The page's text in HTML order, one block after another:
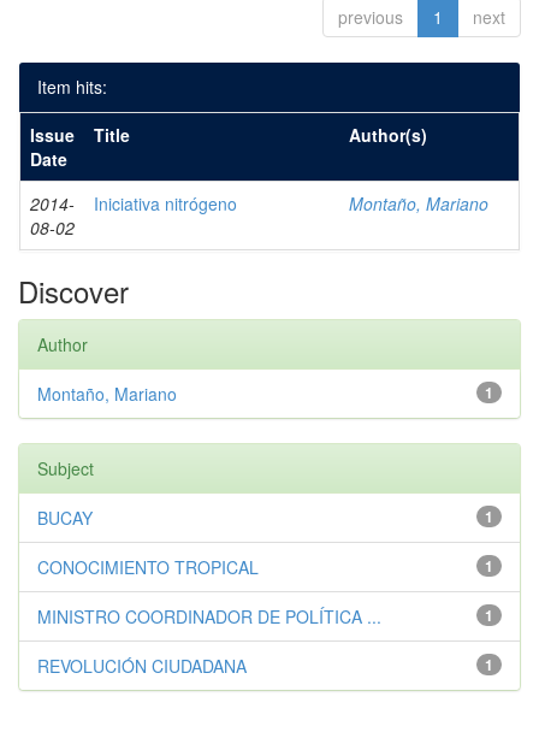
previous 1 next
Item hits:
Issue
Date
Title Author(s)
2014-
08-02
Iniciativa nitrógeno Montaño, Mariano
Discover
Author
1
Montaño, Mariano
Subject
1
BUCAY
1
CONOCIMIENTO TROPICAL
1
MINISTRO COORDINADOR DE POLÍTICA ...
1
REVOLUCIÓN CIUDADANA